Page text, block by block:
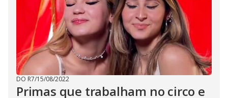
DO R7/15/08/2022
Primas que trabalham no circo e